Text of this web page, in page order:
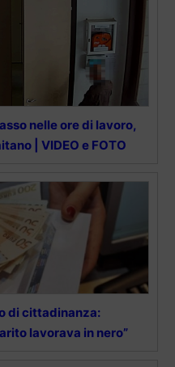
nelle ore di lavoro,
| VIDEO e FOTO
di cittadinanza:
lavorava in nero”